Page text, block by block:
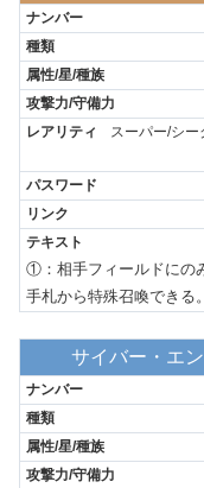
スーパー/シ
①：相手フィールドにの
手札から特殊召喚できる。
サイバー・エ